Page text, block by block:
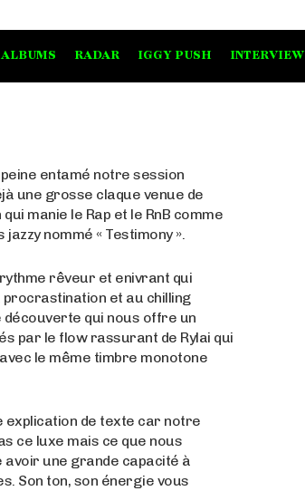
RADAR IGGY PUSH INTERVIEW
entamé notre session
une grosse claque venue de
manie le Rap et le RnB comme
nommé « Testimony ».
rêveur et enivrant qui
et au chilling
découverte qui nous offre un
par le flow rassurant de Rylai qui
le même timbre monotone
explication de texte car notre
ce luxe mais ce que nous
avoir une grande capacité à
Son ton, son énergie vous